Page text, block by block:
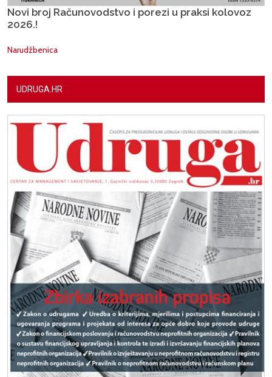
Novi broj Računovodstvo i porezi u praksi kolovoz
2026.!
Narudžbenica
UDRUGA.HR